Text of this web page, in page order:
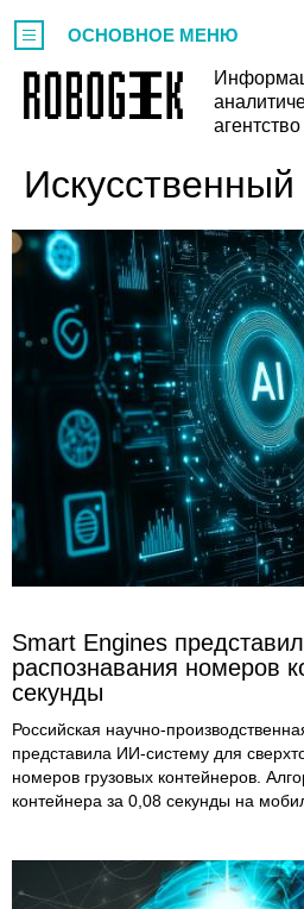
агентство
ОСНОВНОЕ МЕНЮ
Smart Engines
распознавания номеров
секунды
Российская научно-
представила ИИ-систему для
номеров грузовых контейнеров.
контейнера за 0,08 секунды на